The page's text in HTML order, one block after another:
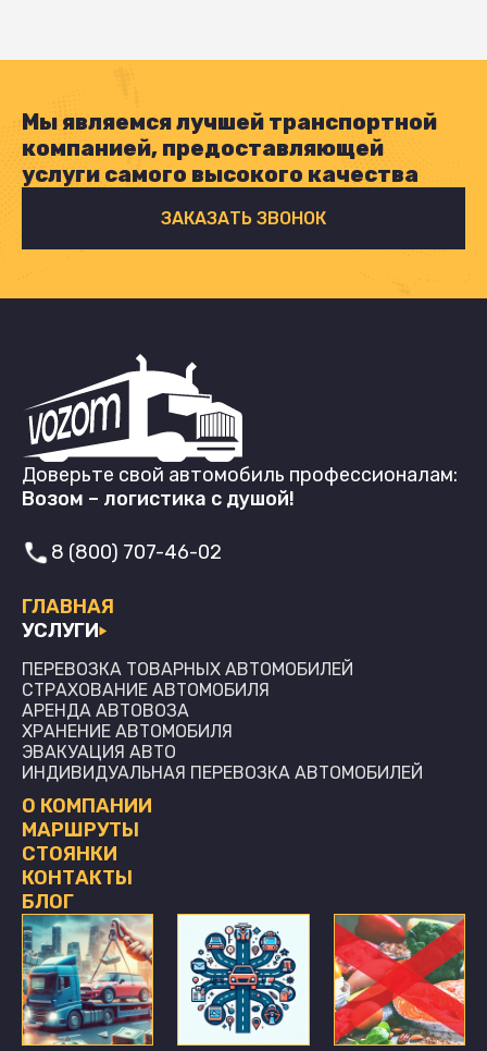
Мы являемся лучшей транспортной
компанией, предоставляющей
услуги самого высокого качества
ЗАКАЗАТЬ ЗВОНОК
Доверьте свой автомобиль профессионалам:
Возом – логистика с душой!
ГЛАВНАЯ
УСЛУГИ
ПЕРЕВОЗКА ТОВАРНЫХ АВТОМОБИЛЕЙ
СТРАХОВАНИЕ АВТОМОБИЛЯ
АРЕНДА АВТОВОЗА
ХРАНЕНИЕ АВТОМОБИЛЯ
ЭВАКУАЦИЯ АВТО
ИНДИВИДУАЛЬНАЯ ПЕРЕВОЗКА АВТОМОБИЛЕЙ
О КОМПАНИИ
МАРШРУТЫ
СТОЯНКИ
КОНТАКТЫ
БЛОГ
8 (800) 707-46-02